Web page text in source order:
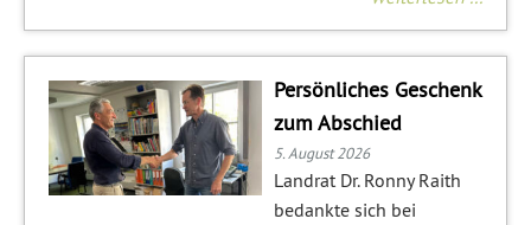
Persönliches Geschenk
zum Abschied
5. August 2026
Landrat Dr. Ronny Raith
bedankte sich bei